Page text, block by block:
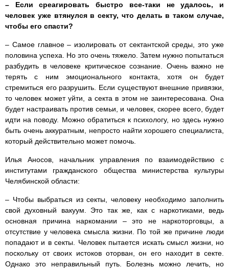
– Если среагировать быстро все-таки не удалось, и
человек уже втянулся в секту, что делать в таком случае,
чтобы его спасти?
– Самое главное – изолировать от сектантской среды, это уже
половина успеха. Но это очень тяжело. Затем нужно попытаться
разбудить в человеке критическое сознание. Очень важно не
терять с ним эмоционального контакта, хотя он будет
стремиться его разрушить. Если существуют внешние привязки,
то человек может уйти, а секта в этом не заинтересована. Она
будет настраивать против семьи, и человек, скорее всего, будет
идти на поводу. Можно обратиться к психологу, но здесь нужно
быть очень аккуратным, непросто найти хорошего специалиста,
который действительно может помочь.
Илья Аносов, начальник управления по взаимодействию с
институтами гражданского общества министерства культуры
Челябинской области:
– Чтобы выбраться из секты, человеку необходимо заполнить
свой духовный вакуум. Это так же, как с наркотиками, ведь
основная причина наркомании – это не наркоторговцы, а
отсутствие у человека смысла жизни. По той же причине люди
попадают и в секты. Человек пытается искать смысл жизни, но
поскольку от своих истоков оторван, он его находит в секте.
Однако это неправильный путь. Болезнь можно лечить, но